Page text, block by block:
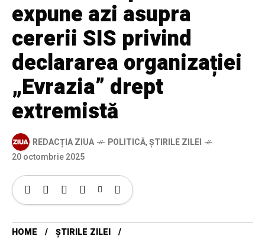
expune azi asupra
cererii SIS privind
declararea organizației
„Evrazia” drept
extremistă
REDACȚIA ZIUA POLITICĂ,ȘTIRILE ZILEI
20 octombrie 2025
HOME
ȘTIRILE ZILEI